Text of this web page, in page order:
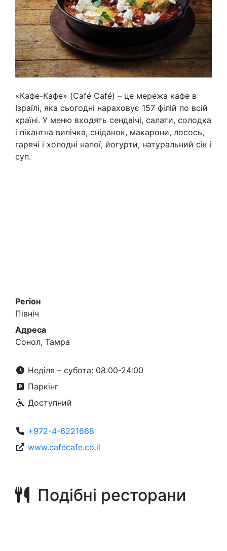
«Кафе-Кафе» (Café Café) – це мережа кафе в
Ізраїлі, яка сьогодні нараховує 157 філій по всій
країні. У меню входять сендвічі, салати, солодка
і пікантна випічка, сніданок, макарони, лосось,
гарячі і холодні напої, йогурти, натуральний сік і
суп.
Регіон
Північ
Адреса
Сонол, Тамра
Неділя – субота: 08:00-24:00
Паркінг
Доступний
+972-4-6221668
www.cafecafe.co.il
Подібні ресторани